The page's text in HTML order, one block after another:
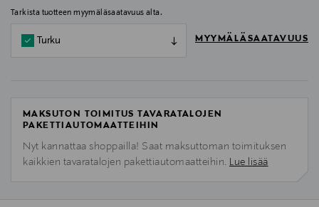
Tarkista tuotteen myymäläsaatavuus alta.
Turku MYYMÄLÄSAATAVUUS
MAKSUTON TOIMITUS TAVARATALOJEN
PAKETTIAUTOMAATTEIHIN
Nyt kannattaa shoppailla! Saat maksuttoman toimituksen
kaikkien tavaratalojen pakettiautomaatteihin. Lue lisää